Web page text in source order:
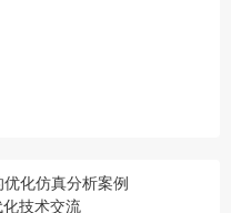
化仿真分析案例
技术交流